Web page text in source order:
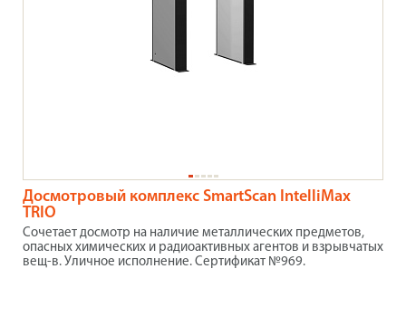
Досмотровый комплекс SmartScan IntelliMax
TRIO
Сочетает досмотр на наличие металлических предметов,
опасных химических и радиоактивных агентов и взрывчатых
вещ-в. Уличное исполнение. Сертификат №969.